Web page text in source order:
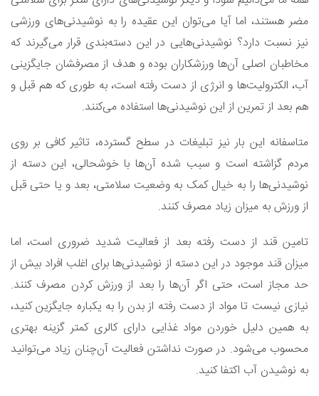
مضر هستند، اما آیا می‌توان این عقیده را به نوشیدنی‌های ورزشی
نیز نسبت دارد؟ نوشیدنی‌هایی در این دسته‌بندی قرار می‌گیرند که
مخاطبان اصلی آن‌ها ورزشکاران بوده و هدف از مصرفشان جایگزینی
آب، الکترولیت‌ها و انرژی از دست رفته است، به طوری که هم قبل و
هم بعد از تمرین از این نوشیدنی‌ها استفاده می‌کنند.
متاسفانه این بار نیز تبلیغات در سطح گسترده، تاثیر کافی بر روی
مردم گزاشته است و سبب شده آن‌ها با خوشحالی، این دسته از
نوشیدنی‌ها را به خیال کمک به وضعیت سلامتی، بعد و یا حتی قبل
از ورزش به میزان زیاد مصرف کنند.
تامین قند از دست رفته بعد از فعالیت شدید ضروری است، اما
میزان قند موجود در این دسته از نوشیدنی‌ها برای اغلب افراد بیش از
حد مجاز است، حتی اگر آن‌ها را بعد از ورزش کردن مصرف کنند.
نیازی نیست تا مواد از دست رفته از بدن را به یکباره جایگزین کنید،
به همین دلیل خوردن مواد غذایی دارای کالری کمتر گزینه بهتری
محسوب می‌شود. در صورت نداشتن فعالیت آن‌چنان زیاد می‌توانید
به نوشیدن آب اکتفا کنید.